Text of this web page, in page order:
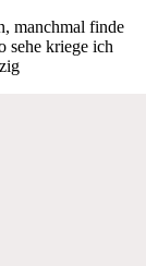
manchmal finde
sehe kriege ich